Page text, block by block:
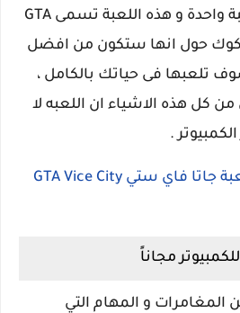
تكون موجودة داخل لعبة واحدة و هذه اللعبة تسمى GTA
حول انها ستكون من افضل
تلعبها فى حياتك بالكامل ،
من كل هذه الاشياء ان اللعبه لا
.
تحميل لعبة جاتا فاي ستي GTA Vice City
الكثير من المغامرات و المهام التي